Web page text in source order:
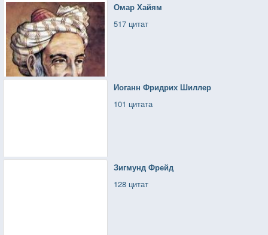
Омар Хайям
517 цитат
Иоганн Фридрих Шиллер
101 цитата
Зигмунд Фрейд
128 цитат